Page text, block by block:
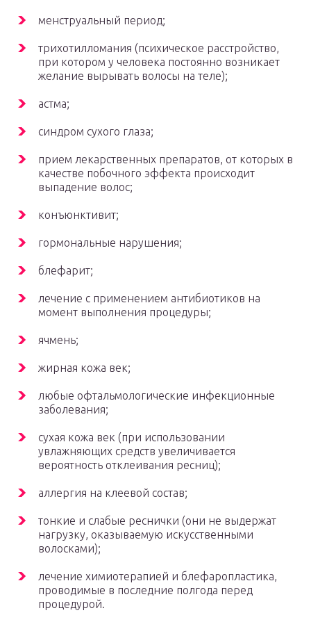
менструальный период;
трихотилломания (психическое расстройство,
при котором у человека постоянно возникает
желание вырывать волосы на теле);
астма;
синдром сухого глаза;
прием лекарственных препаратов, от которых в
качестве побочного эффекта происходит
выпадение волос;
конъюнктивит;
гормональные нарушения;
блефарит;
лечение с применением антибиотиков на
момент выполнения процедуры;
ячмень;
жирная кожа век;
любые офтальмологические инфекционные
заболевания;
сухая кожа век (при использовании
увлажняющих средств увеличивается
вероятность отклеивания ресниц);
аллергия на клеевой состав;
тонкие и слабые реснички (они не выдержат
нагрузку, оказываемую искусственными
волосками);
лечение химиотерапией и блефаропластика,
проводимые в последние полгода перед
процедурой.